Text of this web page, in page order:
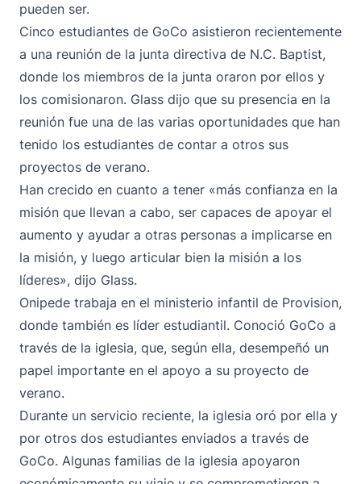
pueden ser.
Cinco estudiantes de GoCo asistieron recientemente
a una reunión de la junta directiva de N.C. Baptist,
donde los miembros de la junta oraron por ellos y
los comisionaron. Glass dijo que su presencia en la
reunión fue una de las varias oportunidades que han
tenido los estudiantes de contar a otros sus
proyectos de verano.
Han crecido en cuanto a tener «más confianza en la
misión que llevan a cabo, ser capaces de apoyar el
aumento y ayudar a otras personas a implicarse en
la misión, y luego articular bien la misión a los
líderes», dijo Glass.
Onipede trabaja en el ministerio infantil de Provision,
donde también es líder estudiantil. Conoció GoCo a
través de la iglesia, que, según ella, desempeñó un
papel importante en el apoyo a su proyecto de
verano.
Durante un servicio reciente, la iglesia oró por ella y
por otros dos estudiantes enviados a través de
GoCo. Algunas familias de la iglesia apoyaron